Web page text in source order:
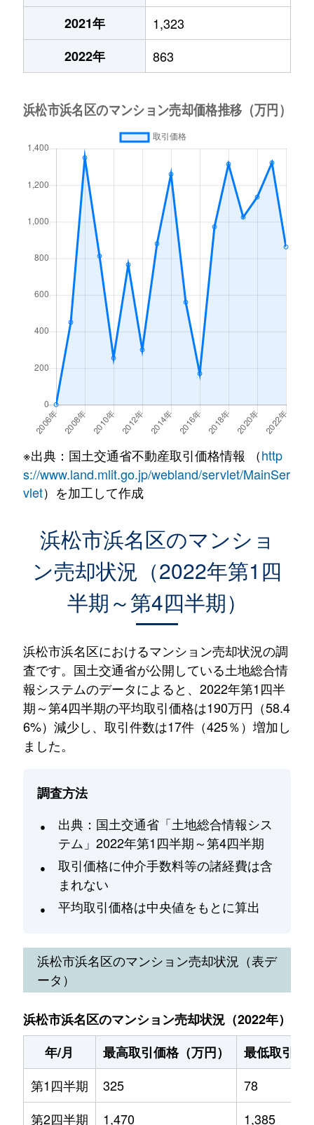
2021年
1,323
2022年
863
※出典：国土交通省不動産取引価格情報 （http
s://www.land.mlit.go.jp/webland/servlet/MainSer
vlet）を加工して作成
浜松市浜名区のマンショ
ン売却状況（2022年第1四
半期～第4四半期）
浜松市浜名区におけるマンション売却状況の調
査です。国土交通省が公開している土地総合情
報システムのデータによると、2022年第1四半
期～第4四半期の平均取引価格は190万円（58.4
6%）減少し、取引件数は17件（425％）増加し
ました。
調査方法
出典：国土交通省「土地総合情報シス
テム」2022年第1四半期～第4四半期
取引価格に仲介手数料等の諸経費は含
まれない
平均取引価格は中央値をもとに算出
浜松市浜名区のマンション売却状況（表デ
ータ）
浜松市浜名区のマンション売却状況（2022年）
年/月
最高取引価格（万円）
最低取引価
第1四半期
325
78
第2四半期
1,470 1,385